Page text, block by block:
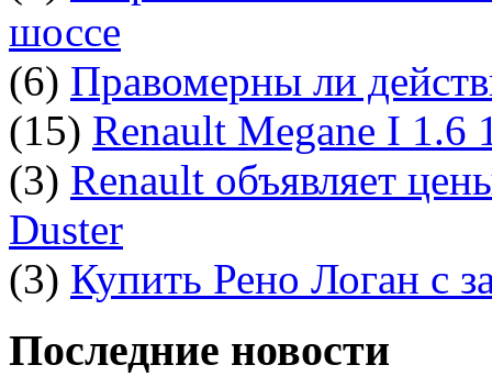
шоссе
(6) Правомерны ли
(15) Renault Megane I 1.6
(3) Renault объявляет
Duster
(3) Купить Рено Логан с
Последние новости